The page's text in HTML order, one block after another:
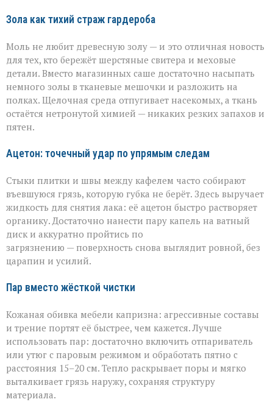
Зола как тихий страж гардероба
Моль не любит древесную золу — и это отличная новость
для тех, кто бережёт шерстяные свитера и меховые
детали. Вместо магазинных саше достаточно насыпать
немного золы в тканевые мешочки и разложить на
полках. Щелочная среда отпугивает насекомых, а ткань
остаётся нетронутой химией — никаких резких запахов и
пятен.
Ацетон: точечный удар по упрямым следам
Стыки плитки и швы между кафелем часто собирают
въевшуюся грязь, которую губка не берёт. Здесь выручает
жидкость для снятия лака: её ацетон быстро растворяет
органику. Достаточно нанести пару капель на ватный
диск и аккуратно пройтись по
загрязнению — поверхность снова выглядит ровной, без
царапин и усилий.
Пар вместо жёсткой чистки
Кожаная обивка мебели капризна: агрессивные составы
и трение портят её быстрее, чем кажется. Лучше
использовать пар: достаточно включить отпариватель
или утюг с паровым режимом и обработать пятно с
расстояния 15–20 см. Тепло раскрывает поры и мягко
выталкивает грязь наружу, сохраняя структуру
материала.